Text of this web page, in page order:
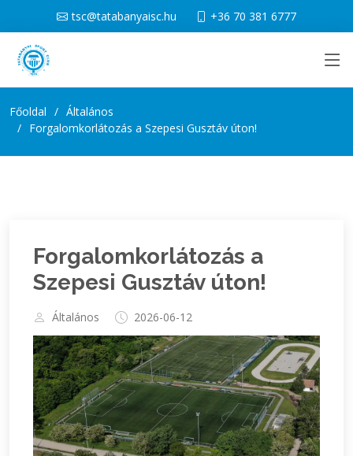
tsc@tatabanyaisc.hu +36 70 381 6777
Főoldal
Általános
Forgalomkorlátozás a Szepesi Gusztáv úton!
Forgalomkorlátozás a
Szepesi Gusztáv úton!
Általános 2026-06-12